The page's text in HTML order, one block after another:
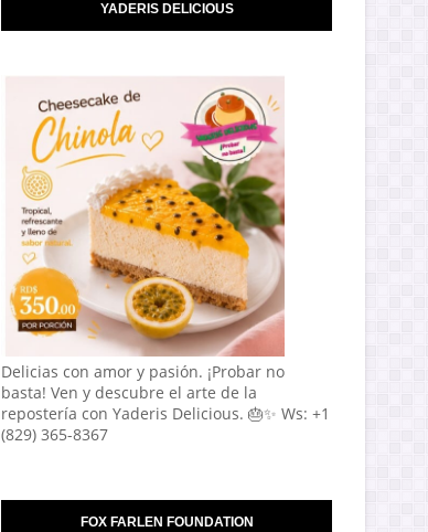
YADERIS DELICIOUS
Delicias con amor y pasión. ¡Probar no
basta! Ven y descubre el arte de la
repostería con Yaderis Delicious. 🎂✨ Ws: +1
(829) 365-8367
FOX FARLEN FOUNDATION